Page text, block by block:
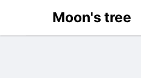
Moon's tree